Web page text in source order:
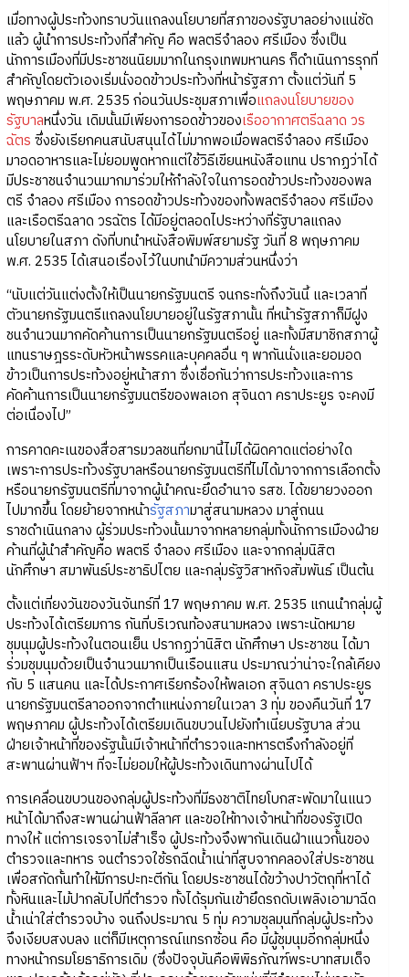
เมื่อทางผู้ประท้วงทราบวันแถลงนโยบายที่สภาของรัฐบาลอย่างแน่ชัด
แล้ว ผู้นำการประท้วงที่สำคัญ คือ พลตรีจำลอง ศรีเมือง ซึ่งเป็น
นักการเมืองที่มีประชาชนนิยมมากในกรุงเทพมหานคร ก็ดำเนินการรุกที่
สำคัญโดยตัวเองเริ่มนั่งอดข้าวประท้วงที่หน้ารัฐสภา ตั้งแต่วันที่ 5
พฤษภาคม พ.ศ. 2535 ก่อนวันประชุมสภาเพื่อแถลงนโยบายของ
รัฐบาลหนึ่งวัน เดิมนั้นมีเพียงการอดข้าวของเรืออากาศตรีฉลาด วร
ฉัตร ซึ่งยังเรียกคนสนับสนุนได้ไม่มากพอเมื่อพลตรีจำลอง ศรีเมือง
มาอดอาหารและไม่ยอมพูดหากแต่ใช้วิธีเขียนหนังสือแทน ปรากฏว่าได้
มีประชาชนจำนวนมากมาร่วมให้กำลังใจในการอดข้าวประท้วงของพล
ตรี จำลอง ศรีเมือง การอดข้าวประท้วงของทั้งพลตรีจำลอง ศรีเมือง
และเรือตรีฉลาด วรฉัตร ได้มีอยู่ตลอดไประหว่างที่รัฐบาลแถลง
นโยบายในสภา ดังที่บทนำหนังสือพิมพ์สยามรัฐ วันที่ 8 พฤษภาคม
พ.ศ. 2535 ได้เสนอเรื่องไว้ในบทนำมีความส่วนหนึ่งว่า
“นับแต่วันแต่งตั้งให้เป็นนายกรัฐมนตรี จนกระทั่งถึงวันนี้ และเวลาที่
ตัวนายกรัฐมนตรีแถลงนโยบายอยู่ในรัฐสภานั้น ที่หน้ารัฐสภาก็มีฝูง
ชนจำนวนมากคัดค้านการเป็นนายกรัฐมนตรีอยู่ และทั้งมีสมาชิกสภาผู้
แทนราษฎรระดับหัวหน้าพรรคและบุคคลอื่น ๆ พากันนั่งและยอมอด
ข้าวเป็นการประท้วงอยู่หน้าสภา ซึ่งเชื่อกันว่าการประท้วงและการ
คัดค้านการเป็นนายกรัฐมนตรีของพลเอก สุจินดา คราประยูร จะคงมี
ต่อเนื่องไป”
การคาดคะเนของสื่อสารมวลชนที่ยกมานี้ไม่ได้ผิดคาดแต่อย่างใด
เพราะการประท้วงรัฐบาลหรือนายกรัฐมนตรีที่ไม่ได้มาจากการเลือกตั้ง
หรือนายกรัฐมนตรีที่มาจากผู้นำคณะยึดอำนาจ รสช. ได้ขยายวงออก
ไปมากขึ้น โดยย้ายจากหน้ารัฐสภามาสู่สนามหลวง มาสู่ถนน
ราชดำเนินกลาง ผู้ร่วมประท้วงนั้นมาจากหลายกลุ่มทั้งนักการเมืองฝ่าย
ค้านที่ผู้นำสำคัญคือ พลตรี จำลอง ศรีเมือง และจากกลุ่มนิสิต
นักศึกษา สมาพันธ์ประชาธิปไตย และกลุ่มรัฐวิสาหกิจสัมพันธ์ เป็นต้น
ตั้งแต่เที่ยงวันของวันจันทร์ที่ 17 พฤษภาคม พ.ศ. 2535 แกนนำกลุ่มผู้
ประท้วงได้เตรียมการ กันที่บริเวณท้องสนามหลวง เพราะนัดหมาย
ชุมนุมผู้ประท้วงในตอนเย็น ปรากฏว่านิสิต นักศึกษา ประชาชน ได้มา
ร่วมชุมนุมด้วยเป็นจำนวนมากเป็นเรือนแสน ประมาณว่าน่าจะใกล้เคียง
กับ 5 แสนคน และได้ประกาศเรียกร้องให้พลเอก สุจินดา คราประยูร
นายกรัฐมนตรีลาออกจากตำแหน่งภายในเวลา 3 ทุ่ม ของคืนวันที่ 17
พฤษภาคม ผู้ประท้วงได้เตรียมเดินขบวนไปยังทำเนียบรัฐบาล ส่วน
ฝ่ายเจ้าหน้าที่ของรัฐนั้นมีเจ้าหน้าที่ตำรวจและทหารตรึงกำลังอยู่ที่
สะพานผ่านฟ้าฯ ที่จะไม่ยอมให้ผู้ประท้วงเดินทางผ่านไปได้
การเคลื่อนขบวนของกลุ่มผู้ประท้วงที่มีธงชาติไทยโบกสะพัดมาในแนว
หน้าได้มาถึงสะพานผ่านฟ้าลีลาศ และขอให้ทางเจ้าหน้าที่ของรัฐเปิด
ทางให้ แต่การเจรจาไม่สำเร็จ ผู้ประท้วงจึงพากันเดินฝ่าแนวกั้นของ
ตำรวจและทหาร จนตำรวจใช้รถฉีดน้ำเน่าที่สูบจากคลองใส่ประชาชน
เพื่อสกัดกั้นทำให้มีการปะทะตีกัน โดยประชาชนได้ขว้างปาวัตถุที่หาได้
ทั้งหินและไม้ปากลับไปที่ตำรวจ ทั้งได้รุมกันเข้ายึดรถดับเพลิงเอามาฉีด
น้ำเน่าใส่ตำรวจบ้าง จนถึงประมาณ 5 ทุ่ม ความชุลมุนที่กลุ่มผู้ประท้วง
จึงเงียบสงบลง แต่ก็มีเหตุการณ์แทรกซ้อน คือ มีผู้ชุมนุมอีกกลุ่มหนึ่ง
ทางหน้ากรมโยธาธิการเดิม (ซึ่งปัจจุบันคือพิพิธภัณฑ์พระบาทสมเด็จ